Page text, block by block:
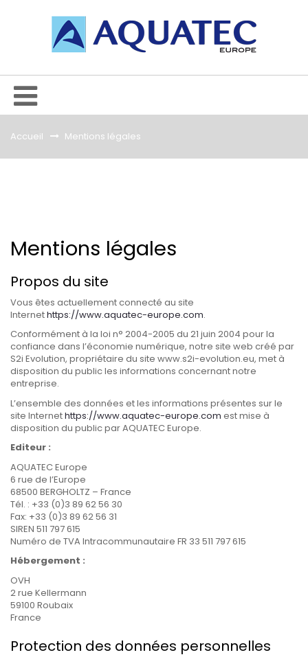
Accueil &gt;Mentions légales
Mentions légales
Propos du site
Vous êtes actuellement connecté au site
Internethttps://www.aquatec-europe.com.
Conformément à la loi n° 2004-2005 du 21 juin 2004 pour la
confiance dans l’économie numérique, notre site web créé par
S2i Evolution, propriétaire du site www.s2i-evolution.eu, met à
disposition du public les informations concernant notre
entreprise.
L’ensemble des données et les informations présentes sur le
site Internethttps://www.aquatec-europe.com est mise à
disposition du public parAQUATECEurope.
Editeur :
AQUATECEurope
6 rue de l’Europe
68500 BERGHOLTZ – France
Tél. : +33 (0)3 89 62 56 30
Fax: +33 (0)3 89 62 56 31
SIREN 511 797 615
Numéro de TVA Intracommunautaire FR 33 511 797 615
Hébergement :
OVH
2 rue Kellermann
59100 Roubaix
France
Protection des données personnelles